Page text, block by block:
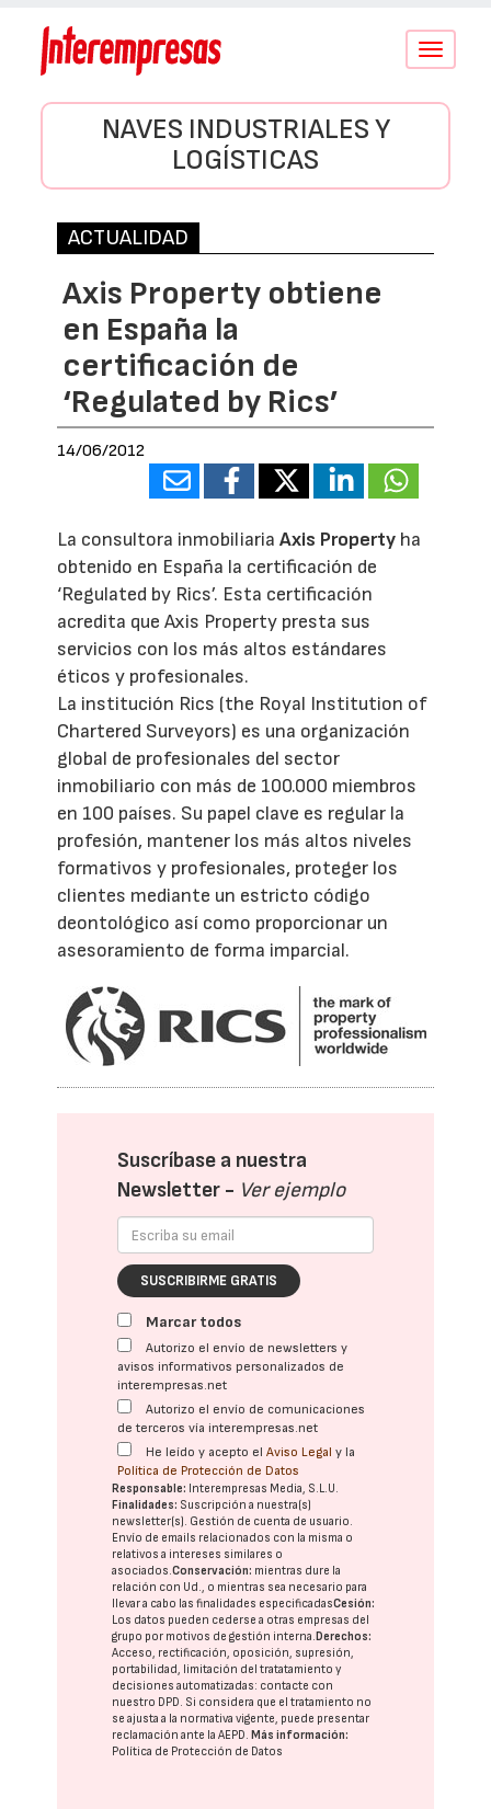
Conmutar
NAVES INDUSTRIALES Y
LOGÍSTICAS
ACTUALIDAD
Axis Property obtiene
en España la
certificación de
‘Regulated by Rics’
14/06/2012
La consultora inmobiliariaAxis Property ha
obtenido en España la certificación de
‘Regulated by Rics’. Esta certificación
acredita que Axis Property presta sus
servicios con los más altos estándares
éticos y profesionales.
La institución Rics (the Royal Institution of
Chartered Surveyors) es una organización
global de profesionales del sector
inmobiliario con más de 100.000 miembros
en 100 países. Su papel clave es regular la
profesión, mantener los más altos niveles
formativos y profesionales, proteger los
clientes mediante un estricto código
deontológico así como proporcionar un
asesoramiento de forma imparcial.
Suscríbase a nuestra
Newsletter - Ver ejemplo
SUSCRIBIRME GRATIS
Marcar todos
Autorizo el envío de newsletters y
avisos informativos personalizados de
interempresas.net
Autorizo el envío de comunicaciones
de terceros vía interempresas.net
He leído y acepto elAviso Legal y la
Política de Protección de Datos
Responsable: Interempresas Media, S.L.U.
Finalidades: Suscripción a nuestra(s)
newsletter(s). Gestión de cuenta de usuario.
Envío de emails relacionados con la misma o
relativos a intereses similares o
asociados.Conservación: mientras dure la
relación con Ud., o mientras sea necesario para
llevar a cabo las finalidades especificadasCesión:
Los datos pueden cederse a otras empresas del
grupo por motivos de gestión interna. Derechos:
Acceso, rectificación, oposición, supresión,
portabilidad, limitación del tratatamiento y
decisiones automatizadas: contacte con
nuestro DPD. Si considera que el tratamiento no
se ajusta a la normativa vigente, puede presentar
reclamación ante laAEPD. Más información:
Política de Protección de Datos